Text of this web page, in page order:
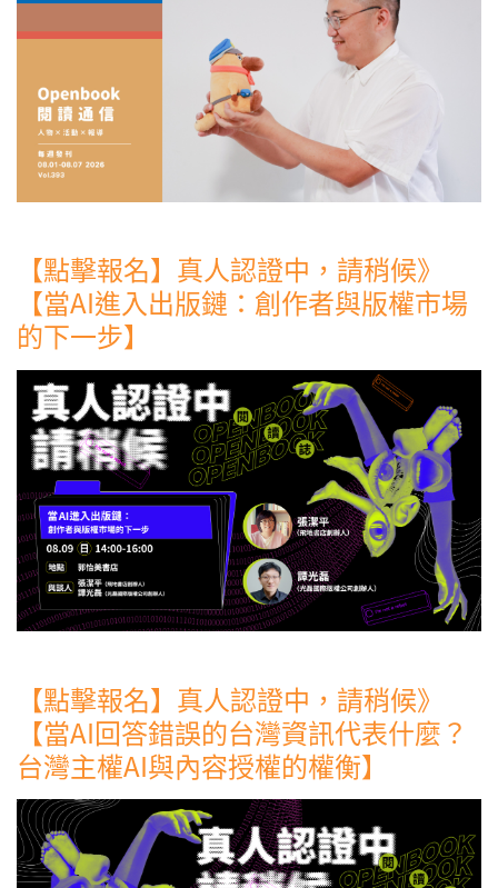
【點擊報名】真人認證中，請稍候》
【當AI進入出版鏈：創作者與版權市場
的下一步】
【點擊報名】真人認證中，請稍候》
【當AI回答錯誤的台灣資訊代表什麼？
台灣主權AI與內容授權的權衡】